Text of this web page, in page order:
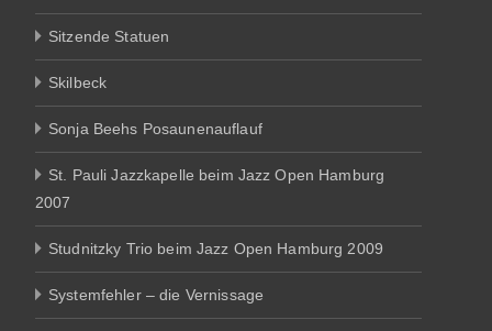
Sitzende Statuen
Skilbeck
Sonja Beehs Posaunenauflauf
St. Pauli Jazzkapelle beim Jazz Open Hamburg
2007
Studnitzky Trio beim Jazz Open Hamburg 2009
Systemfehler – die Vernissage